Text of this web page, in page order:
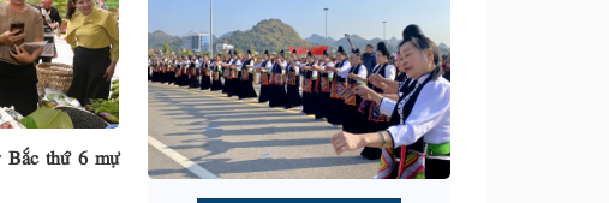
Bắc thứ 6 mự